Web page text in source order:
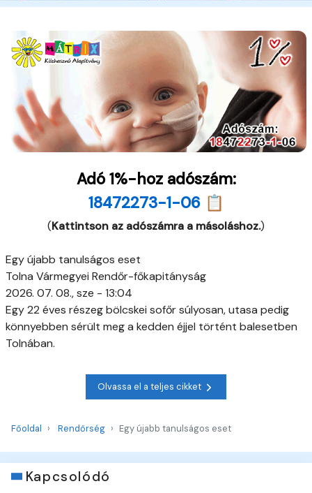
Adó 1%-hoz adószám:
18472273-1-06 📋
(Kattintson az adószámra a másoláshoz.)
Egy újabb tanulságos eset
Tolna Vármegyei Rendőr-főkapitányság
2026. 07. 08., sze - 13:04
Egy 22 éves részeg bölcskei sofőr súlyosan, utasa pedig
könnyebben sérült meg a kedden éjjel történt balesetben
Tolnában.
Olvassa el a teljes cikket
Főoldal Rendőrség Egy újabb tanulságos eset
Kapcsolódó